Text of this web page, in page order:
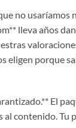
no usaríamos
lleva años
eligen porque
El
al contenido. Tu